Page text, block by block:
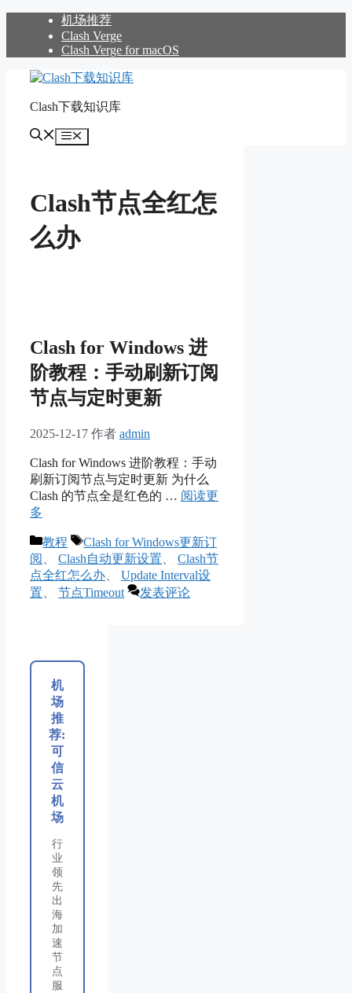
机场推荐
Clash Verge
Clash Verge for macOS
Clash下载知识库
菜
Clash节点全红怎
么办
Clash for Windows 进
阶教程：手动刷新订阅
节点与定时更新
2025-12-17 作者 admin
Clash for Windows 进阶教程：手动
刷新订阅节点与定时更新 为什么
Clash 的节点全是红色的 … 阅读更
多
分
教程
标
签
Clash for Windows更新订
阅
Clash自动更新设置
Clash节
点全红怎么办
Update Interval设
置
节点Timeout 发表评论
机
场
推
荐:
可
信
云
机
场
行
业
领
先
出
海
加
速
节
点
服